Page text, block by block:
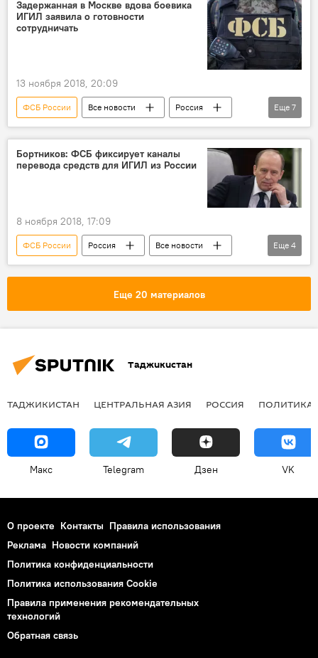
Задержанная в Москве вдова боевика
ИГИЛ заявила о готовности
сотрудничать
13 ноября 2018, 20:09
ФСБ России Все новости
Россия
Общество
сотрудничество
ИГИЛ
ФСБ
ФСБ РФ
терроризм
Происшествия, ЧП, криминал
Еще 7
Бортников: ФСБ фиксирует каналы
перевода средств для ИГИЛ из России
8 ноября 2018, 17:09
ФСБ России Россия
Все новости
ИГИЛ
ФСБ
ФСБ РФ
Еще 4
Еще 20 материалов
Таджикистан
ТАДЖИКИСТАН ЦЕНТРАЛЬНАЯ АЗИЯ РОССИЯ ПОЛИТИКА
Макс Telegram Дзен VK
О проекте Контакты Правила использования
Реклама Новости компаний
Политика конфиденциальности
Политика использования Cookie
Правила применения рекомендательных
технологий
Обратная связь